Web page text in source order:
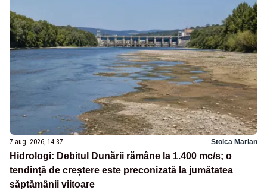
7 aug. 2026, 14:37 Stoica Marian
Hidrologi: Debitul Dunării rămâne la 1.400 mc/s; o
tendință de creștere este preconizată la jumătatea
săptămânii viitoare